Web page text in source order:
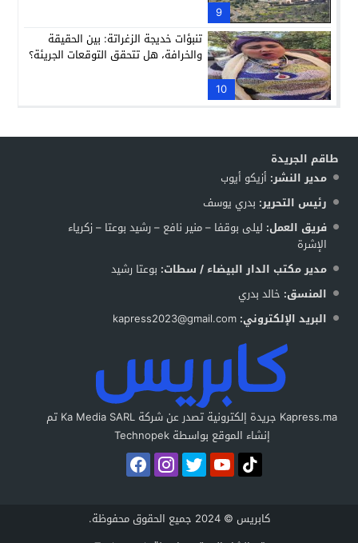
9
10
تنبؤات خديجة الزغراتة: بين الحقيقة
والخرافة، هل تتحقق التوقعات الجريئة؟
طاقم الجريدة
مدير النشر: أزيكو أيوب
رئيس التحرير: بدري يوسف
فريق العمل: ليلى بوقفا – منير نافع – رشيد بوعتا – زكرياء
الإشرة
مدير مكتب الدار البيضاء / سطات: بوعتا رشيد
المنسق: خالد بدري
البريد الإلكتروني: kapress2023@gmail.com
Kapress.ma جريدة إلكترونية تصدر عن شركة Ka Media SARL تم
إنشاء الموقع بواسطة Technopek
كابريس © 2024 جميع الحقوق محفوظة.